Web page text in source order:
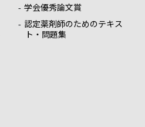
学会優秀論文賞
認定薬剤師のためのテキス
ト・問題集